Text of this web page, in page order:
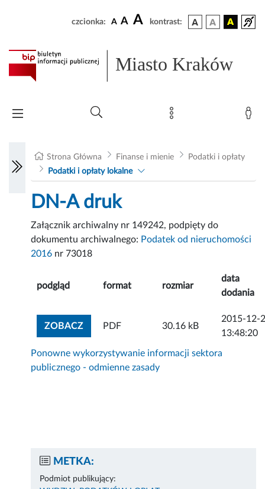
czcionka: A A A kontrast:
Miasto Kraków
Strona Główna Finanse i mienie
Podatki i opłaty
Podatki i opłaty lokalne
DN-A druk
Załącznik archiwalny nr 149242, podpięty do
dokumentu archiwalnego: Podatek od nieruchomości
2016 nr 73018
podgląd format rozmiar
data
dodania
ZOBACZZOBACZ ZAŁĄCZNIK
PDF 30.16 kB
2015-12-
13:48:20
Ponowne wykorzystywanie informacji sektora
publicznego - odmienne zasady
METKA:
Podmiot publikujący: